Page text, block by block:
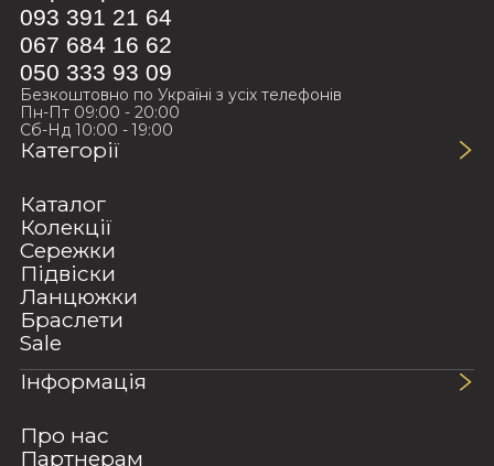
093 391 21 64
067 684 16 62
050 333 93 09
Безкоштовно по Україні з усіх телефонів
Пн-Пт 09:00 - 20:00
Сб-Нд 10:00 - 19:00
Категорії
Каталог
Колекції
Сережки
Підвіски
Ланцюжки
Браслети
Sale
Інформація
Про нас
Партнерам